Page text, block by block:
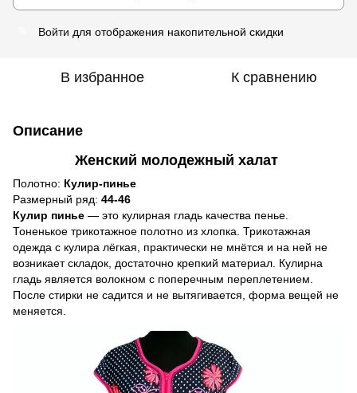
Войти для отображения накопительной скидки
В избранное К сравнению
Описание
Женский молодежный халат
Полотно: Кулир-пинье
Размерный ряд: 44-46
Кулир пинье ― это кулирная гладь качества пенье.
Тоненькое трикотажное полотно из хлопка. Трикотажная
одежда с кулира лёгкая, практически не мнётся и на ней не
возникает складок, достаточно крепкий материал. Кулирна
гладь является волокном с поперечным переплетением.
После стирки не садится и не вытягивается, форма вещей не
меняется.